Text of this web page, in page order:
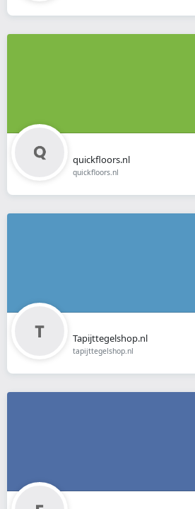
quickfloors.nl
quickfloors.nl
Tapijttegelshop.nl
tapijttegelshop.nl